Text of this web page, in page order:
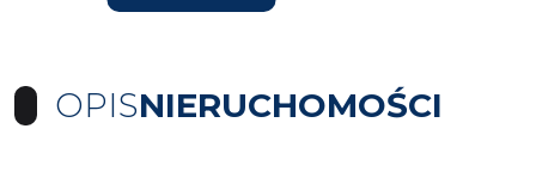
OPISNIERUCHOMOŚCI